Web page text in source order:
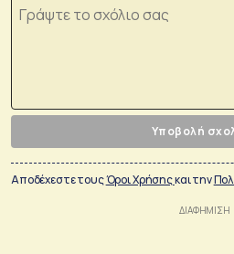
Υποβολή
Αποδέχεστε τουςΌροι Χρήσηςκαι την